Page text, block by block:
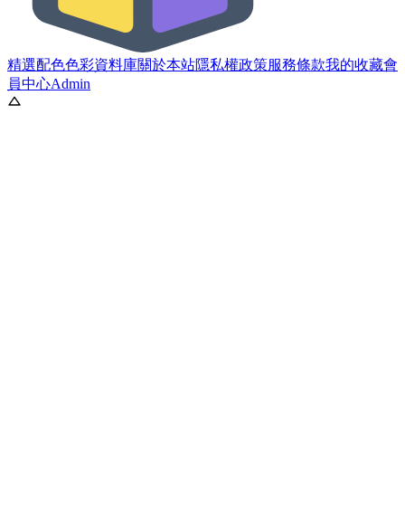
精選配色色彩資料庫關於本站隱私權政策服務條款我的收藏會
員中心Admin